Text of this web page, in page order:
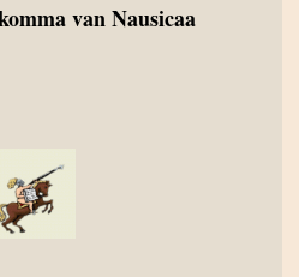
van Nausicaa